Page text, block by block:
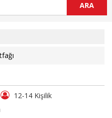
ARA
12-14 Kişilik